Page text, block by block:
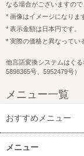
なる場合がございますので
* 画像はイメージになりま
* 表示金額は日本円です。
* 実際の価格と異なってい
他言語変換システムはぐ
5898365号、5952479号）
メニュー一覧
おすすめメニュー
メニュー